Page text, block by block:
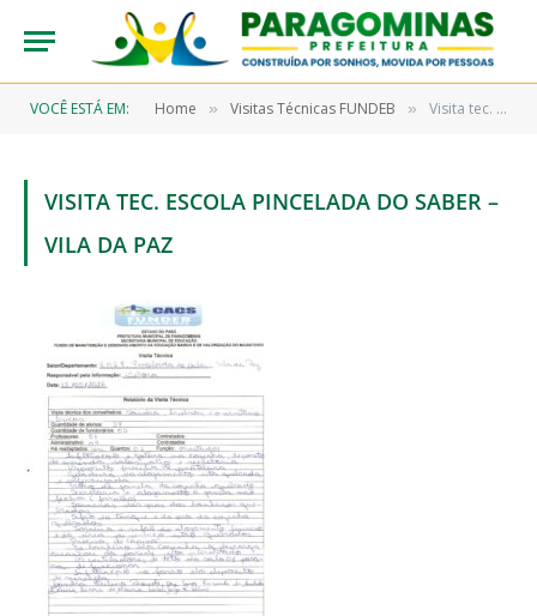
VOCÊ ESTÁ EM: Home » Visitas Técnicas FUNDEB » Visita tec. Escola Pincelada do Saber – Vila da Paz
VISITA TEC. ESCOLA PINCELADA DO SABER –
VILA DA PAZ